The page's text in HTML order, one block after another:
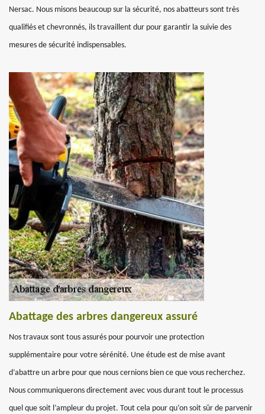
Nersac. Nous misons beaucoup sur la sécurité, nos abatteurs sont très
qualifiés et chevronnés, ils travaillent dur pour garantir la suivie des
mesures de sécurité indispensables.
Abattage des arbres dangereux assuré
Nos travaux sont tous assurés pour pourvoir une protection
supplémentaire pour votre sérénité. Une étude est de mise avant
d’abattre un arbre pour que nous cernions bien ce que vous recherchez.
Nous communiquerons directement avec vous durant tout le processus
quel que soit l’ampleur du projet. Tout cela pour qu’on soit sûr de parvenir